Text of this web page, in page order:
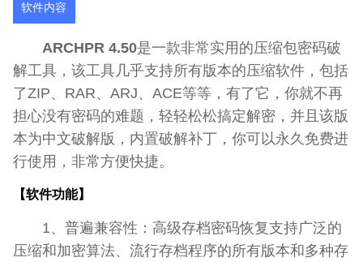
软件内容
ARCHPR 4.50是一款非常实用的压缩包密码破
解工具，该工具几乎支持所有版本的压缩软件，包括
了ZIP、RAR、ARJ、ACE等等，有了它，你就不再
担心没有密码的难题，轻轻松松搞定解密，并且该版
本为中文破解版，内置破解补丁，你可以永久免费进
行使用，非常方便快捷。
【软件功能】
1、普遍兼容性：高级存档密码恢复支持广泛的
压缩和加密算法、流行存档程序的所有版本和多种存